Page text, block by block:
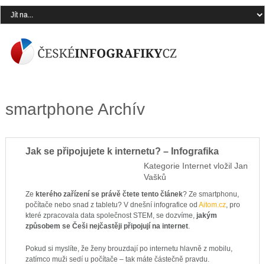
smartphone Archív
Jak se připojujete k internetu? – Infografika
Kategorie Internetvložil Jan
Vašků
Ze kterého zařízení se právě čtete tento článek? Ze smartphonu,
počítače nebo snad z tabletu? V dnešní infografice od Aitom.cz, pro
které zpracovala data společnost STEM, se dozvíme, jakým
způsobem se Češi nejčastěji připojují na internet.
Pokud si myslíte, že ženy brouzdají po internetu hlavně z mobilu,
zatímco muži sedí u počítače – tak máte částečně pravdu.